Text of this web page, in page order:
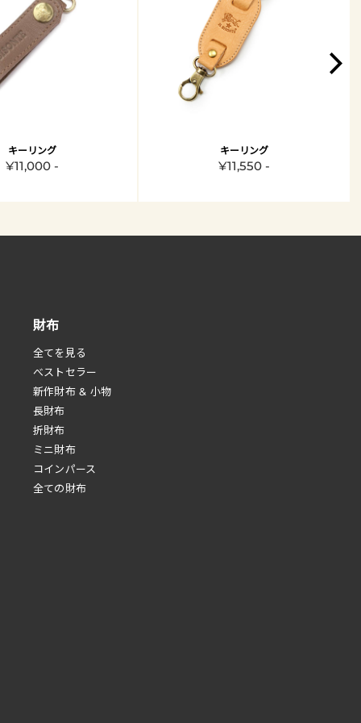
キーリング
¥11,000 -
キーリング
¥11,550 -
財布
全てを見る
べストセラー
新作財布 & 小物
長財布
折財布
ミニ財布
コインパース
全ての財布